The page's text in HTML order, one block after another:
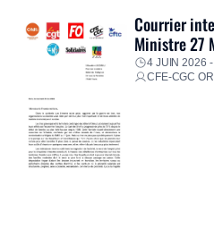
Courrier
Ministre 27
4 JUIN 2026
CFE-CGC